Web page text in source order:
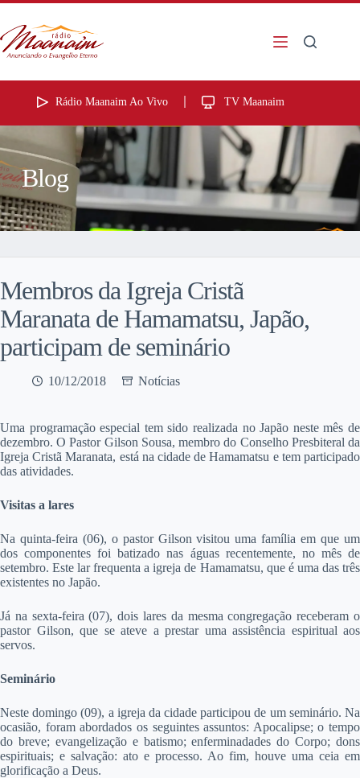
Rádio Maanaim Ao Vivo TV Maanaim
Blog
Membros da Igreja Cristã
Maranata de Hamamatsu, Japão,
participam de seminário
10/12/2018 Notícias
Uma programação especial tem sido realizada no Japão neste mês de
dezembro. O Pastor Gilson Sousa, membro do Conselho Presbiteral da
Igreja Cristã Maranata, está na cidade de Hamamatsu e tem participado
das atividades.
Visitas a lares
Na quinta-feira (06), o pastor Gilson visitou uma família em que um
dos componentes foi batizado nas águas recentemente, no mês de
setembro. Este lar frequenta a igreja de Hamamatsu, que é uma das três
existentes no Japão.
Já na sexta-feira (07), dois lares da mesma congregação receberam o
pastor Gilson, que se ateve a prestar uma assistência espiritual aos
servos.
Seminário
Neste domingo (09), a igreja da cidade participou de um seminário. Na
ocasião, foram abordados os seguintes assuntos: Apocalipse; o tempo
do breve; evangelização e batismo; enferminadades do Corpo; dons
espirituais; e salvação: ato e processo. Ao fim, houve uma ceia em
glorificação a Deus.